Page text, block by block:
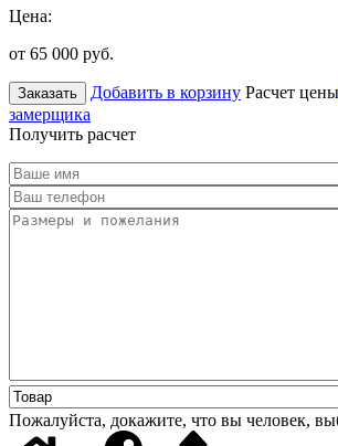
Цена:
от 65 000 руб.
Заказать Добавить в корзину Расчет цены
замерщика
Получить расчет
Пожалуйста, докажите, что вы человек,